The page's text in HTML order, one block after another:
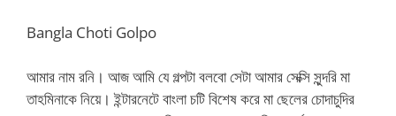
Bangla Choti Golpo
আমার নাম রনি। আজ আমি যে গল্পটা বলবো সেটা আমার সেক্সি সুন্দরি মা
তাহমিনাকে নিয়ে। ইন্টারনেটে বাংলা চটি বিশেষ করে মা ছেলের চোদাচুদির